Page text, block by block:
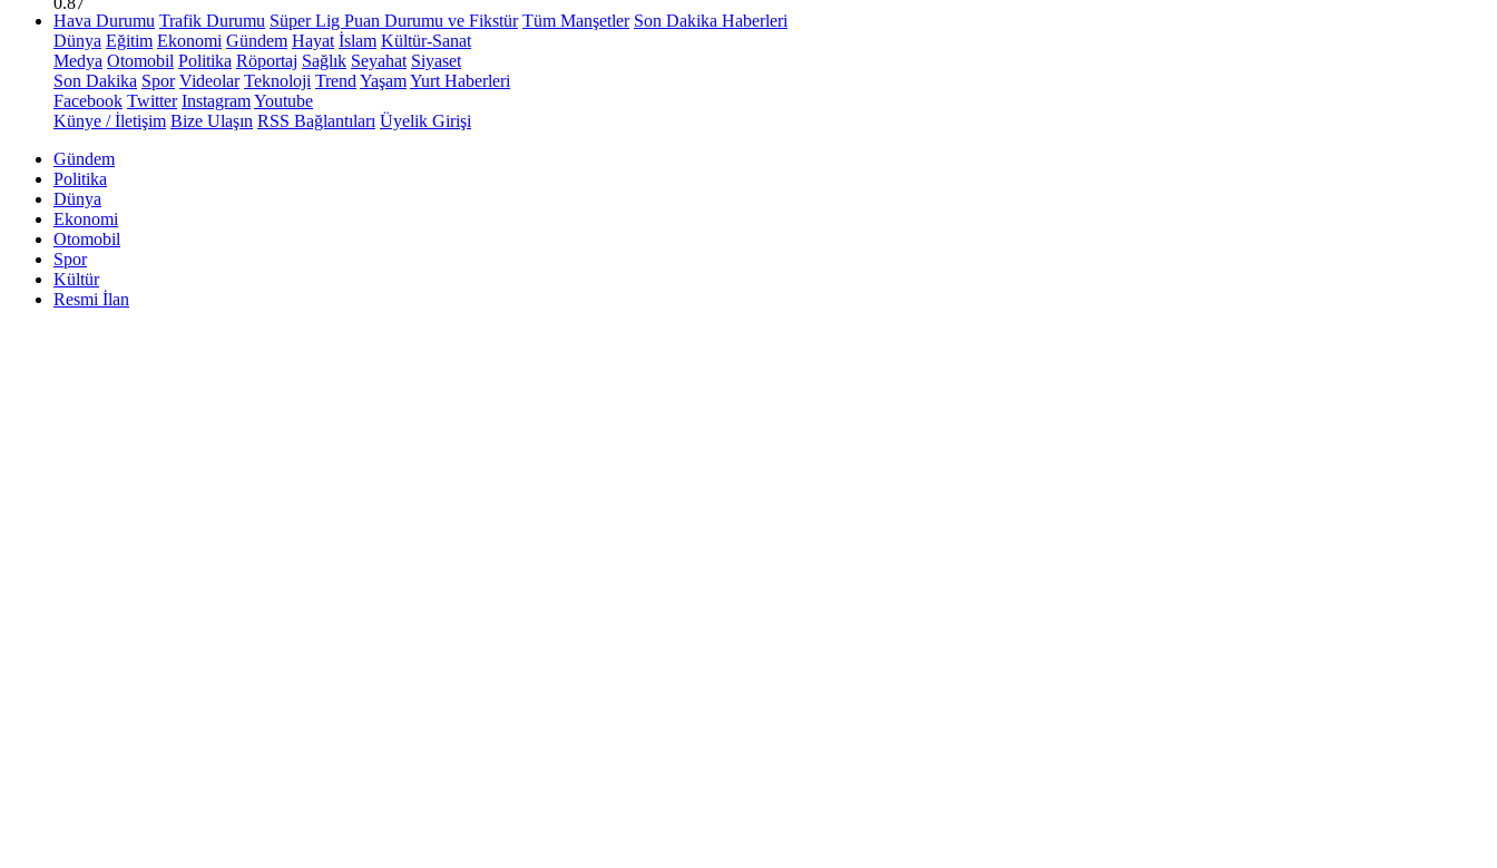
Hava Durumu Trafik Durumu Süper Lig Puan Durumu ve Fikstür Tüm Manşetler Son Dakika Haberleri
Dünya Eğitim Ekonomi Gündem Hayat İslam Kültür-Sanat
Medya Otomobil Politika Röportaj Sağlık Seyahat Siyaset
Son Dakika Spor Videolar Teknoloji Trend YaşamYurt Haberleri
Facebook Twitter InstagramYoutube
Künye / İletişim Bize Ulaşın RSS Bağlantıları Üyelik Girişi
Gündem
Politika
Dünya
Ekonomi
Otomobil
Spor
Kültür
Resmi İlan